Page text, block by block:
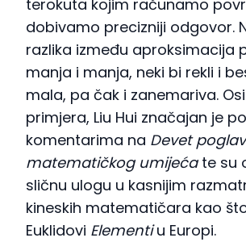
terokuta kojim računamo
dobivamo precizniji odgovor.
razlika između aproksimacija
manja i manja, neki bi rekli i
mala, pa čak i zanemariva.
primjera, Liu Hui značajan je
komentarima na Devet
matematičkog umijećate su
sličnu ulogu u kasnijim
kineskih matematičara kao
Euklidovi Elementiu Europi.